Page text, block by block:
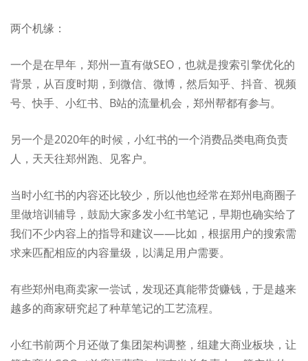
两个机缘：
一个是在早年，郑州一直有做SEO，也就是搜索引擎优化的
背景，从百度时期，到微信、微博，然后知乎、抖音、视频
号、快手、小红书、B站的流量机会，郑州帮都有参与。
另一个是2020年的时候，小红书的一个消费品类电商负责
人，天天往郑州跑、见客户。
当时小红书的内容还比较少，所以他也经常在郑州电商圈子
里做培训辅导，鼓励大家多发小红书笔记，早期也确实给了
我们不少内容上的指导和建议——比如，根据用户的搜索需
求来匹配相应的内容量级，以满足用户需要。
有些郑州电商卖家一尝试，发现还真能带货赚钱，于是越来
越多的商家研究起了种草笔记的工艺流程。
小红书前两个月还做了集团架构调整，组建大商业板块，让